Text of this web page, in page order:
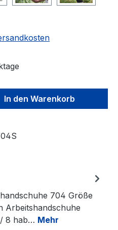
den
In den Warenkorb
704 Größe
Arbeitshandschuhe
8 hab… Mehr